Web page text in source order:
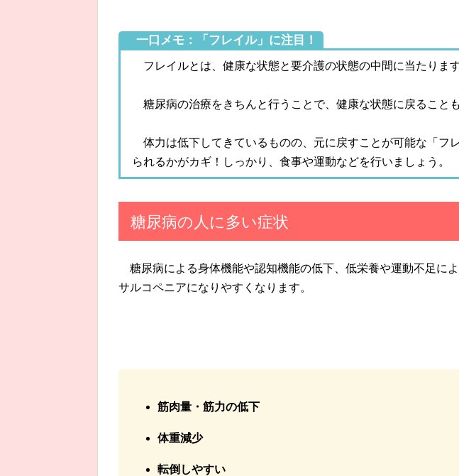
一口メモ：「フレイル」に注目！
フレイルとは、健康な状態と要介護の状態の中間に当たります
糖尿病の治療をきちんと行うことで、健康な状態に戻ること
体力は低下してきているものの、元に戻すことが可能な「フ
られるかがカギ！しっかり、食事や運動などを行いましょう。
糖尿病の人に多い症状
糖尿病による身体機能や認知機能の低下、低栄養や運動不足に
サルコペニアになりやすくなります。
筋肉量・筋力の低下
体重減少
転倒しやすい